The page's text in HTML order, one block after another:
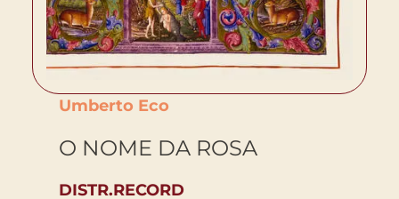
Umberto Eco
O NOME DA ROSA
DISTR.RECORD